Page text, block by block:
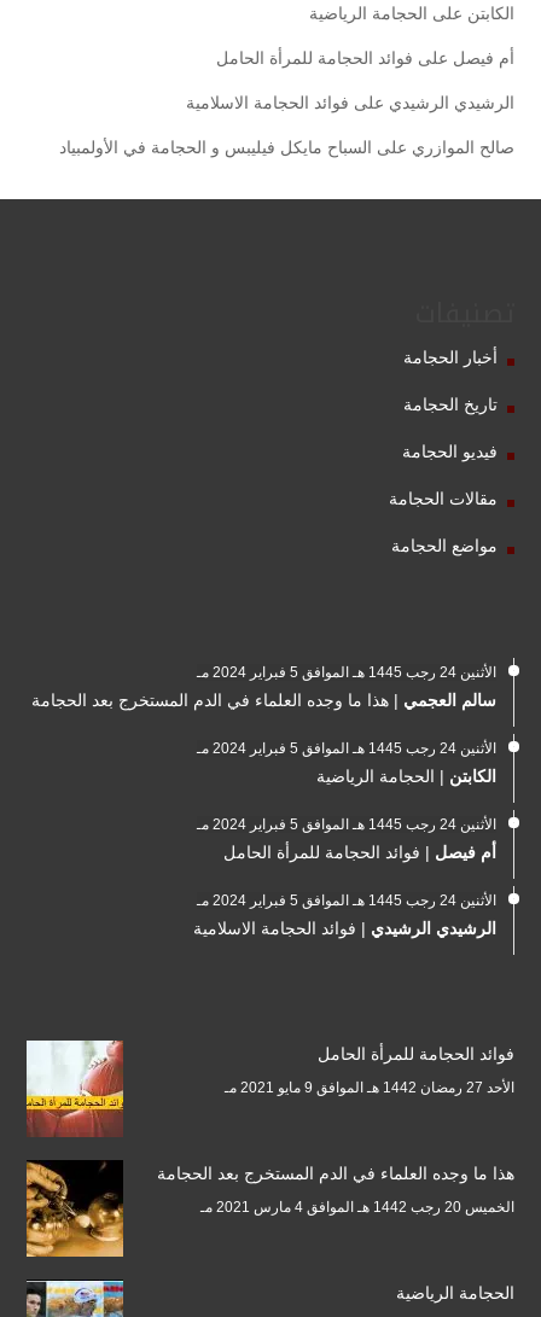
الكابتن على الحجامة الرياضية
أم فيصل على فوائد الحجامة للمرأة الحامل
الرشيدي الرشيدي على فوائد الحجامة الاسلامية
صالح الموازري على السباح مايكل فيليبس و الحجامة في الأولمبياد
أخبار الحجامة
تاريخ الحجامة
فيديو الحجامة
مقالات الحجامة
مواضع الحجامة
الأثنين 24 رجب 1445 هـ الموافق 5 فبراير 2024 مـ
سالم العجمي | هذا ما وجده العلماء في الدم المستخرج بعد الحجامة
الأثنين 24 رجب 1445 هـ الموافق 5 فبراير 2024 مـ
الكابتن | الحجامة الرياضية
الأثنين 24 رجب 1445 هـ الموافق 5 فبراير 2024 مـ
أم فيصل | فوائد الحجامة للمرأة الحامل
الأثنين 24 رجب 1445 هـ الموافق 5 فبراير 2024 مـ
الرشيدي الرشيدي | فوائد الحجامة الاسلامية
فوائد الحجامة للمرأة الحامل
الأحد 27 رمضان 1442 هـ الموافق 9 مايو 2021 مـ
هذا ما وجده العلماء في الدم المستخرج بعد الحجامة
الخميس 20 رجب 1442 هـ الموافق 4 مارس 2021 مـ
الحجامة الرياضية